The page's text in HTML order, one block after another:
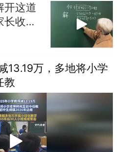
开这道
收藏
13.19万，多地将小学
教